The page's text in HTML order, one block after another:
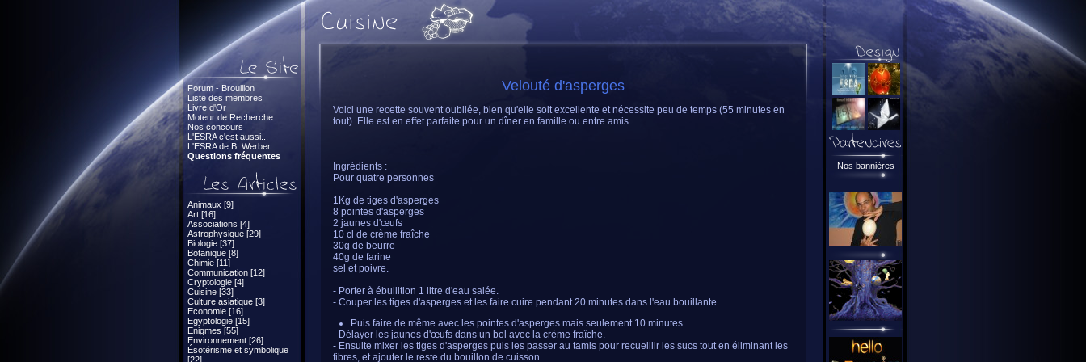
Forum - Brouillon
Liste des membres
Livre d'Or
Moteur de Recherche
Nos concours
L'ESRA c'est aussi...
L'ESRA de B. Werber
Questions fréquentes
Animaux [9]
Art [16]
Associations [4]
Astrophysique [29]
Biologie [37]
Botanique [8]
Chimie [11]
Communication [12]
Cryptologie [4]
Cuisine [33]
Culture asiatique [3]
Economie [16]
Egyptologie [15]
Enigmes [55]
Environnement [26]
Ésotérisme et symbolique
[22]
Velouté d'asperges
Voici une recette souvent oubliée, bien qu'elle soit excellente et nécessite peu de temps (55 minutes en
tout). Elle est en effet parfaite pour un dîner en famille ou entre amis.
Ingrédients :
Pour quatre personnes
1Kg de tiges d'asperges
8 pointes d'asperges
2 jaunes d'œufs
10 cl de crème fraîche
30g de beurre
40g de farine
sel et poivre.
- Porter à ébullition 1 litre d'eau salée.
- Couper les tiges d'asperges et les faire cuire pendant 20 minutes dans l'eau bouillante.
Puis faire de même avec les pointes d'asperges mais seulement 10 minutes.
- Délayer les jaunes d'œufs dans un bol avec la crème fraîche.
- Ensuite mixer les tiges d'asperges puis les passer au tamis pour recueillir les sucs tout en éliminant les
fibres, et ajouter le reste du bouillon de cuisson.
Nos bannières